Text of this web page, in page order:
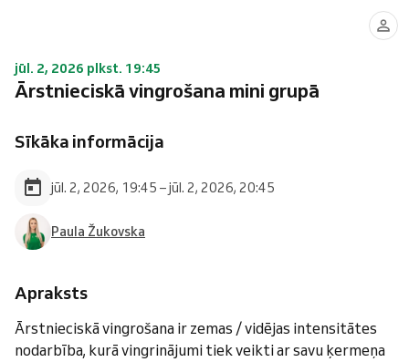
jūl. 2, 2026 plkst. 19:45
Ārstnieciskā vingrošana mini grupā
Sīkāka informācija
jūl. 2, 2026, 19:45 – jūl. 2, 2026, 20:45
Paula Žukovska
Apraksts
Ārstnieciskā vingrošana ir zemas / vidējas intensitātes
nodarbība, kurā vingrinājumi tiek veikti ar savu ķermeņa